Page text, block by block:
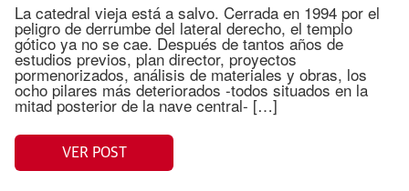
La catedral vieja está a salvo. Cerrada en 1994 por el
peligro de derrumbe del lateral derecho, el templo
gótico ya no se cae. Después de tantos años de
estudios previos, plan director, proyectos
pormenorizados, análisis de materiales y obras, los
ocho pilares más deteriorados -todos situados en la
mitad posterior de la nave central- […]
VER POST